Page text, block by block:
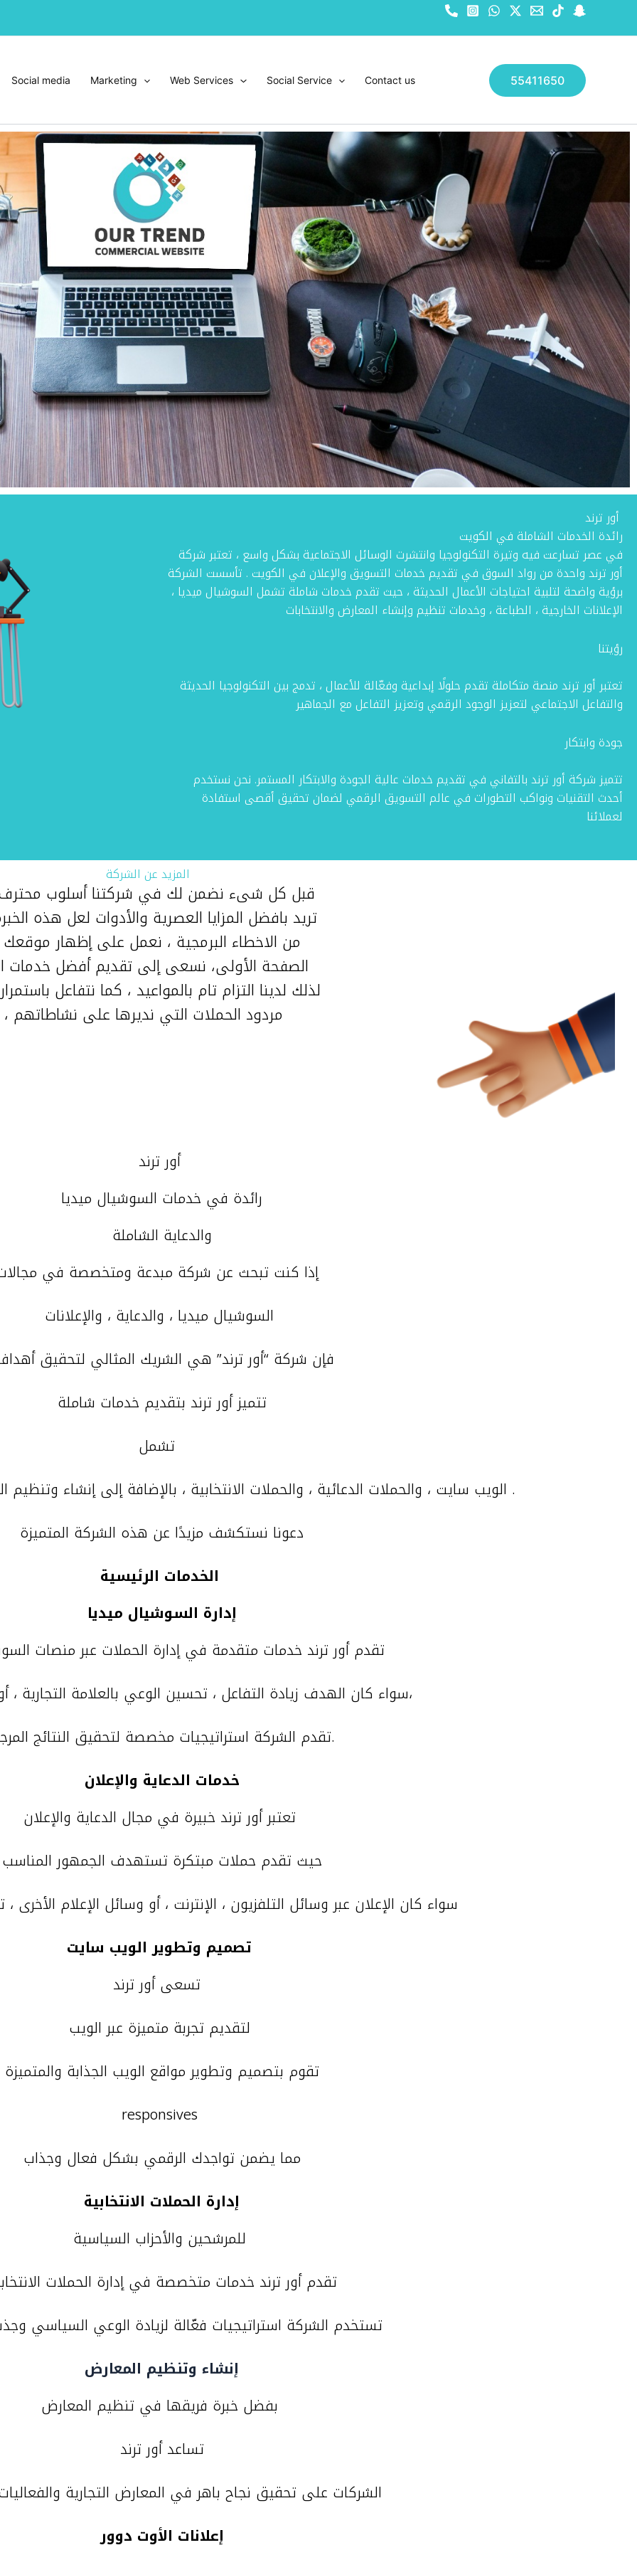
Social media Marketing Web Services Social Service Contact us 55411650
رائدة الخدمات الشاملة في الكويت
في عصر تسارعت فيه وتيرة التكنولوجيا وانتشرت الوسائل الاجتماعية بشكل واسع ، تعتبر شركة
أور ترند واحدة من رواد السوق في تقديم خدمات التسويق والإعلان في الكويت . تأسست الشركة
برؤية واضحة لتلبية احتياجات الأعمال الحديثة ، حيث تقدم خدمات شاملة تشمل السوشيال ميديا ،
الإعلانات الخارجية ، الطباعة ، وخدمات تنظيم وإنشاء المعارض والانتخابات
رؤيتنا
تعتبر أور ترند منصة متكاملة تقدم حلولًا إبداعية وفعّالة للأعمال ، تدمج بين التكنولوجيا الحديثة
والتفاعل الاجتماعي لتعزيز الوجود الرقمي وتعزيز التفاعل مع الجماهير
جودة وابتكار
تتميز شركة أور ترند بالتفاني في تقديم خدمات عالية الجودة والابتكار المستمر. نحن نستخدم
أحدث التقنيات ونواكب التطورات في عالم التسويق الرقمي لضمان تحقيق أقصى استفادة
لعملائنا
المزيد عن الشركة
قبل كل شىء نضمن لك في شركتنا أسلوب محترف
تريد بافضل المزايا العصرية والأدوات لعل هذه
من الاخطاء البرمجية ، نعمل على إظهار
الصفحة الأولى، نسعى إلى تقديم أفضل خدمات
لذلك لدينا التزام تام بالمواعيد ، كما نتفاعل
مردود الحملات التي نديرها على نشاطاتهم
أور ترند
رائدة في خدمات السوشيال ميديا
والدعاية الشاملة
إذا كنت تبحث عن شركة مبدعة ومتخصصة في مجالات
السوشيال ميديا ، والدعاية ، والإعلانات
فإن شركة “أور ترند” هي الشريك المثالي لتحقيق
تتميز أور ترند بتقديم خدمات شاملة
الويب سايت ، والحملات الدعائية ، والحملات الانتخابية ، بالإضافة إلى إنشاء وتنظيم المعارض وإدارة إعلانات الأوت دوور .
دعونا نستكشف مزيدًا عن هذه الشركة المتميزة
الخدمات الرئيسية
إدارة السوشيال ميديا
تقدم أور ترند خدمات متقدمة في إدارة الحملات عبر منصات
سواء كان الهدف زيادة التفاعل ، تحسين الوعي بالعلامة التجارية ، أو زيادة المبيعات،
تقدم الشركة استراتيجيات مخصصة لتحقيق النتائج المرجوة.
خدمات الدعاية والإعلان
تعتبر أور ترند خبيرة في مجال الدعاية والإعلان
حيث تقدم حملات مبتكرة تستهدف الجمهور المناسب
سواء كان الإعلان عبر وسائل التلفزيون ، الإنترنت ، أو وسائل الإعلام الأخرى
تصميم وتطوير الويب سايت
لتقديم تجربة متميزة عبر الويب
تقوم بتصميم وتطوير مواقع الويب الجذابة والمتميزة
responsives
مما يضمن تواجدك الرقمي بشكل فعال وجذاب
إدارة الحملات الانتخابية
للمرشحين والأحزاب السياسية
تقدم أور ترند خدمات متخصصة في إدارة الحملات
تستخدم الشركة استراتيجيات فعّالة لزيادة الوعي السياسي
إنشاء وتنظيم المعارض
بفضل خبرة فريقها في تنظيم المعارض
تساعد أور ترند
الشركات على تحقيق نجاح باهر في المعارض التجارية
إعلانات الأوت دوور